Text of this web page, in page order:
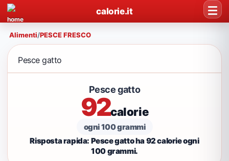
calorie.it
Alimenti/PESCE FRESCO
Pesce gatto
Pesce gatto
92calorie
ogni 100 grammi
Risposta rapida: Pesce gatto ha 92 calorie ogni
100 grammi.